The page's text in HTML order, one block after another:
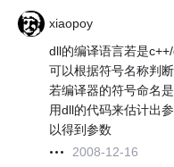
xiaopoy
dll的编译语言若是
可以根据符号名称判
若编译器的符号命名
用dll的代码来估计出
以得到参数
2008-12-16